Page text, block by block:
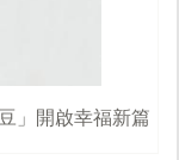
」開啟幸福新篇